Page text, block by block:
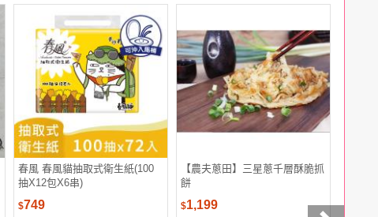
春風 春風貓抽取式衛生紙(100
抽X12包X6串)
$749
【農夫蔥田】三星蔥千層酥脆抓
餅
$1,199 $2,480